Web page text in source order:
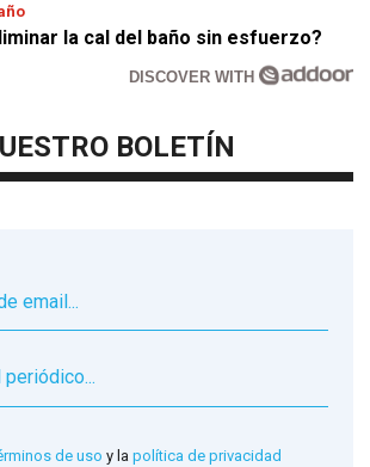
la cal del baño sin esfuerzo?
DISCOVER WITH
BOLETÍN
de uso y lapolítica de privacidad